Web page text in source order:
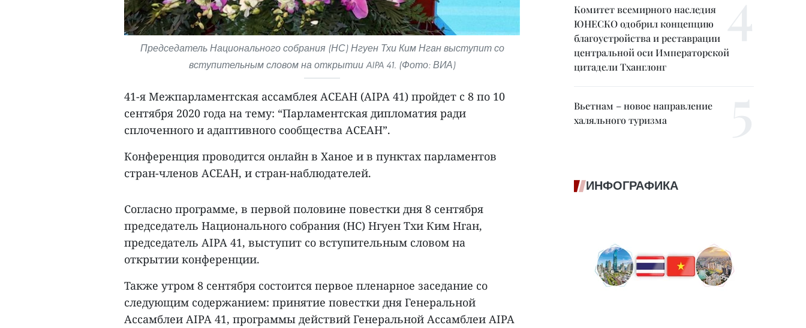
Председатель Национального собрания (НС) Нгуен Тхи Ким Нган выступит со
вступительным словом на открытии AIPA 41. (Фото: ВИА)
41-я Межпарламентская ассамблея АСЕАН (AIPA 41) пройдет с 8 по 10
сентября 2020 года на тему: “Парламентская дипломатия ради
сплоченного и адаптивного сообщества АСЕАН”.
Конференция проводится онлайн в Ханое и в пунктах парламентов
стран-членов АСЕАН, и стран-наблюдателей.
Согласно программе, в первой половине повестки дня 8 сентября
председатель Национального собрания (НС) Нгуен Тхи Ким Нган,
председатель AIPA 41, выступит со вступительным словом на
открытии конференции.
Также утром 8 сентября состоится первое пленарное заседание со
следующим содержанием: принятие повестки дня Генеральной
Ассамблеи AIPA 41, программы действий Генеральной Ассамблеи AIPA
Комитет всемирного наследия
ЮНЕСКО одобрил концепцию
благоустройства и реставрации
центральной оси Императорской
цитадели Тханглонг
Вьетнам – новое направление
халяльного туризма
ИНФОГРАФИКА